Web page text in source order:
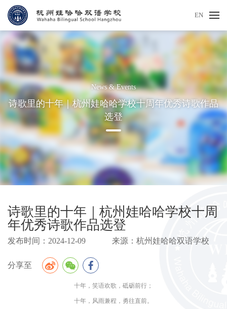
EN
News & Events
诗歌里的十年｜杭州娃哈哈学校十周年优秀诗歌作品
选登
诗歌里的十年｜杭州娃哈哈学校十周
年优秀诗歌作品选登
发布时间：2024-12-09 来源：杭州娃哈哈双语学校
分享至
十年，笑语欢歌，砥砺前行；
十年，风雨兼程，勇往直前。